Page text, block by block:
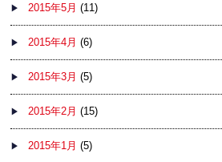
2015年5月 (11)
2015年4月 (6)
2015年3月 (5)
2015年2月 (15)
2015年1月 (5)